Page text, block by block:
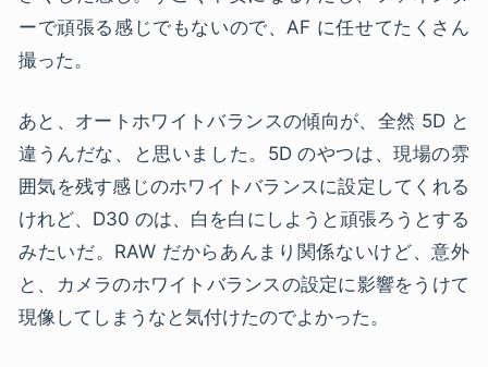
ーで頑張る感じでもないので、AF に任せてたくさん
撮った。
あと、オートホワイトバランスの傾向が、全然 5D と
違うんだな、と思いました。5D のやつは、現場の雰
囲気を残す感じのホワイトバランスに設定してくれる
けれど、D30 のは、白を白にしようと頑張ろうとする
みたいだ。RAW だからあんまり関係ないけど、意外
と、カメラのホワイトバランスの設定に影響をうけて
現像してしまうなと気付けたのでよかった。